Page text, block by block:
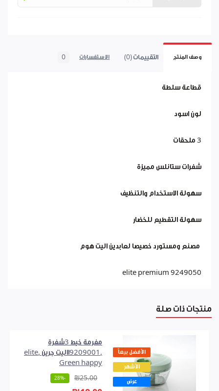
وصف المنتج التقييمات (0) الاستفسارات 0
قطاعة سلطة
لون اسود
3 ملحقات
شفرات ستانلس مميزة
سهولة الاستخدام والتنظيف
سهولة التقطيع للخضار
مصنع ومستورد خصيصا لعابدين اليت هوم
elite premium 9249050
منتجات ذات صلة
الأفضل بيعاً
الأشهر
عرض
مفرمة خيط 3شفرة
,9209001االيت جرين ,elite
Green happy
₪25.00
-28%